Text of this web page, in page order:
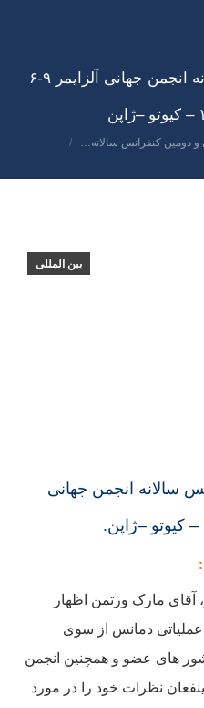
سی و دومین کنفرانس سالانه انجمن جهانی آلزایمر ۹-۶
دومین کنفرانس سالانه…
بین المللی
سالانه انجمن جهانی
آقای مارک ورتمن اظهار
دمانس از سوی
های عضو و همچنین انجمن
نظرات خود را در مورد